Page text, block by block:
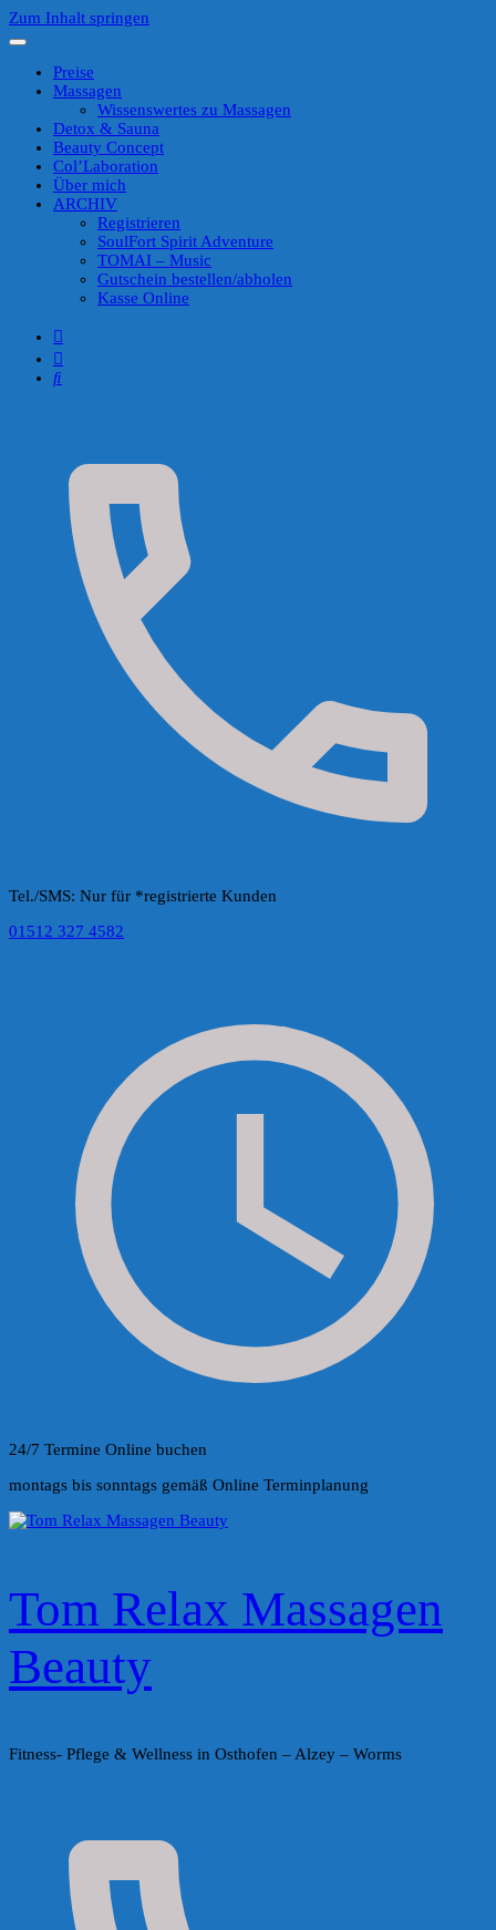
Zum Inhalt springen
Preise
Massagen
Wissenswertes zu Massagen
Detox & Sauna
Beauty Concept
Col’Laboration
Über mich
ARCHIV
Registrieren
SoulFort Spirit Adventure
TOMAI – Music
Gutschein bestellen/abholen
Kasse Online
Tel./SMS: Nur für *registrierte Kunden
01512 327 4582
24/7 Termine Online buchen
montags bis sonntags gemäß Online Terminplanung
Tom Relax Massagen
Beauty
Fitness- Pflege & Wellness in Osthofen – Alzey – Worms